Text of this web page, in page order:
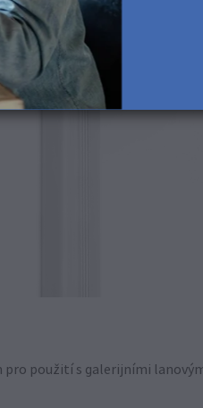
použití s galerijními